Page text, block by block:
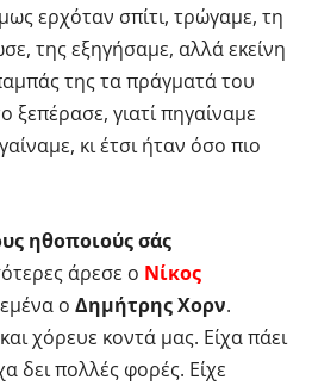
ερχόταν σπίτι, τρώγαμε, τη
της εξηγήσαμε, αλλά εκείνη
της τα πράγματά του
ξεπέρασε, γιατί πηγαίναμε
κι έτσι ήταν όσο πιο
ηθοποιούς σάς
άρεσε ο Νίκος
ο Δημήτρης Χορν.
χόρευε κοντά μας. Είχα πάει
δει πολλές φορές. Είχε